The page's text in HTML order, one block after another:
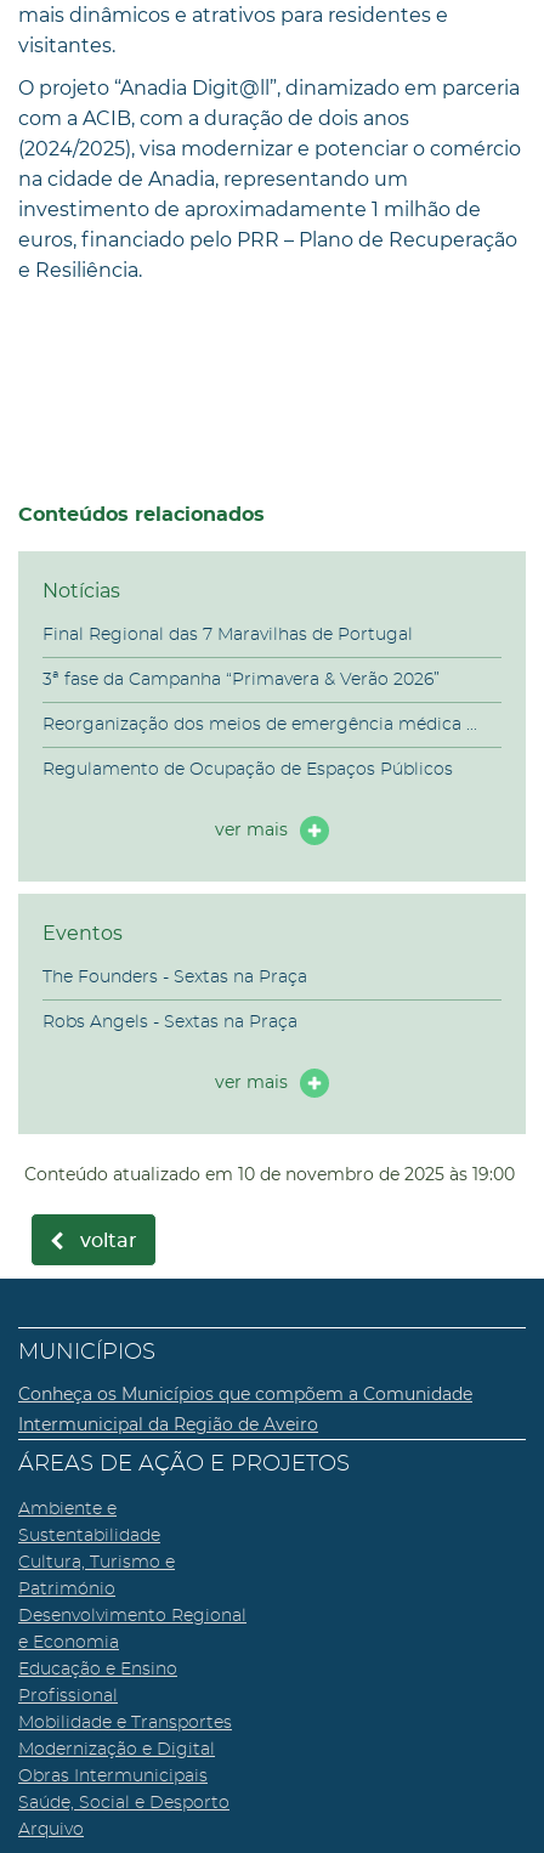
mais dinâmicos e atrativos para residentes e
visitantes.
O projeto “Anadia Digit@ll”, dinamizado em parceria
com a ACIB, com a duração de dois anos
(2024/2025), visa modernizar e potenciar o comércio
na cidade de Anadia, representando um
investimento de aproximadamente 1 milhão de
euros, financiado pelo PRR – Plano de Recuperação
e Resiliência.
Conteúdos relacionados
Notícias
Final Regional das 7 Maravilhas de Portugal
3ª fase da Campanha “Primavera & Verão 2026”
Reorganização dos meios de emergência médica ...
Regulamento de Ocupação de Espaços Públicos
ver mais
Eventos
The Founders - Sextas na Praça
Robs Angels - Sextas na Praça
ver mais
Conteúdo atualizado em 10 de novembro de 2025 às 19:00
voltar
MUNICÍPIOS
Conheça os Municípios que compõem a Comunidade
Intermunicipal da Região de Aveiro
ÁREAS DE AÇÃO E PROJETOS
Ambiente e
Sustentabilidade
Cultura, Turismo e
Património
Desenvolvimento Regional
e Economia
Educação e Ensino
Profissional
Mobilidade e Transportes
Modernização e Digital
Obras Intermunicipais
Saúde, Social e Desporto
Arquivo